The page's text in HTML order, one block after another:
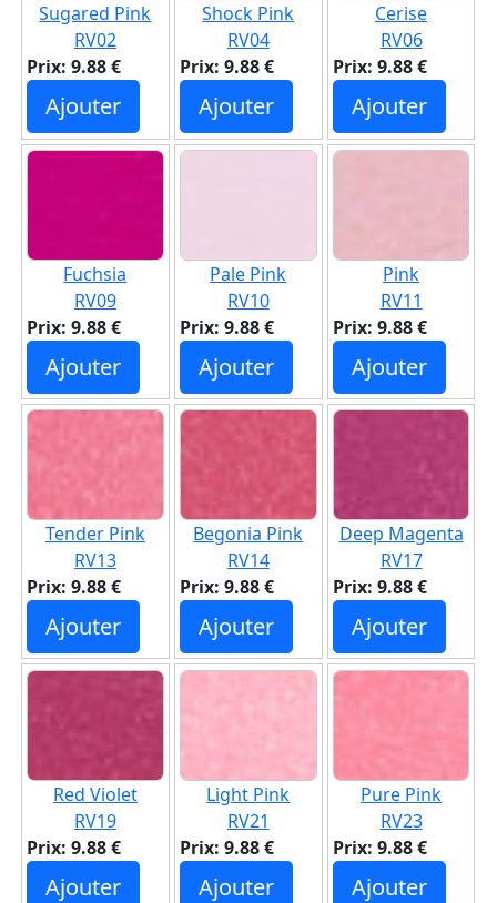
Sugared Pink
RV02
Prix: 9.88 €
Ajouter
Shock Pink
RV04
Prix: 9.88 €
Ajouter
Cerise
RV06
Prix: 9.88 €
Ajouter
Fuchsia
RV09
Prix: 9.88 €
Ajouter
Pale Pink
RV10
Prix: 9.88 €
Ajouter
Pink
RV11
Prix: 9.88 €
Ajouter
Tender Pink
RV13
Prix: 9.88 €
Ajouter
Begonia Pink
RV14
Prix: 9.88 €
Ajouter
Deep Magenta
RV17
Prix: 9.88 €
Ajouter
Red Violet
RV19
Prix: 9.88 €
Ajouter
Light Pink
RV21
Prix: 9.88 €
Ajouter
Pure Pink
RV23
Prix: 9.88 €
Ajouter